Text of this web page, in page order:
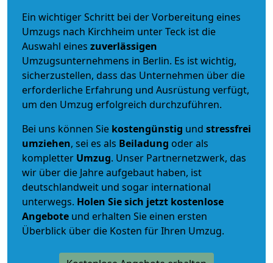
Ein wichtiger Schritt bei der Vorbereitung eines
Umzugs nach Kirchheim unter Teck ist die
Auswahl eines zuverlässigen
Umzugsunternehmens in Berlin. Es ist wichtig,
sicherzustellen, dass das Unternehmen über die
erforderliche Erfahrung und Ausrüstung verfügt,
um den Umzug erfolgreich durchzuführen.
Bei uns können Sie kostengünstig und stressfrei
umziehen, sei es als Beiladung oder als
kompletter Umzug. Unser Partnernetzwerk, das
wir über die Jahre aufgebaut haben, ist
deutschlandweit und sogar international
unterwegs. Holen Sie sich jetzt kostenlose
Angebote und erhalten Sie einen ersten
Überblick über die Kosten für Ihren Umzug.